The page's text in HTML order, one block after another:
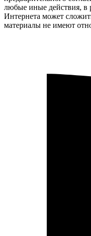
любые иные действия, в
Интернета может
материалы не имеют